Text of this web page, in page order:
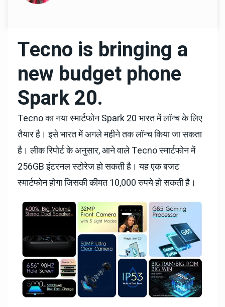
Tecno is bringing a
new budget phone
Spark 20.
Tecno का नया स्मार्टफोन Spark 20 भारत में लॉन्च के लिए
तैयार है। इसे भारत में अगले महीने तक लॉन्च किया जा सकता
है। लीक रिपोर्ट के अनुसार, आने वाले Tecno स्मार्टफोन में
256GB इंटरनल स्टोरेज हो सकती है। यह एक बजट
स्मार्टफोन होगा जिसकी कीमत 10,000 रुपये हो सकती है।